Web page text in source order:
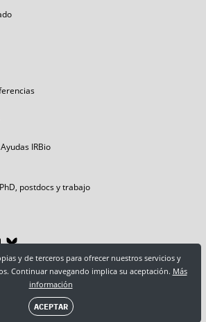
y de terceros para ofrecer nuestros servicios y
Continuar navegando implica su aceptación. Más
información
ACEPTAR
IRBio
postdocs y trabajo
de privacidad Política de cookies